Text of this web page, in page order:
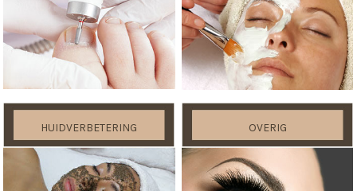
HUIDVERBETERING OVERIG